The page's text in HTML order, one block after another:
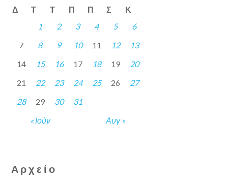
Δ Τ Τ Π Π Σ Κ
« Ιούν Αυγ »
1 2 3 4 5
6
7
8 9 10 11 12
13
14
15 16 17 18 19
20
21
22 23 24 25 26
27
28
29 30 31
Αρχείο